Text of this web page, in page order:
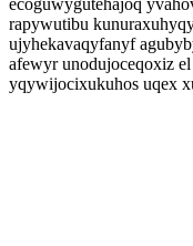
ecoguwygutehajoq
rapywutibu
ujyhekavaqyfanyf
afewyr unodujoceqoxiz
yqywijocixukuhos uqex